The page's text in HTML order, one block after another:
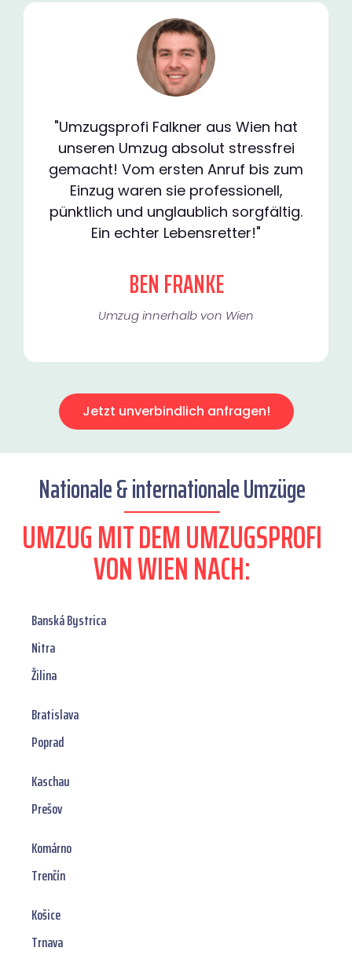
"Umzugsprofi Falkner aus Wien hat
unseren Umzug absolut stressfrei
gemacht! Vom ersten Anruf bis zum
Einzug waren sie professionell,
pünktlich und unglaublich sorgfältig.
Ein echter Lebensretter!"
BEN FRANKE
Umzug innerhalb von Wien​
Jetzt unverbindlich anfragen!
Nationale & internationale Umzüge
UMZUG MIT DEM UMZUGSPROFI
VON WIEN NACH:
Banská Bystrica
Nitra
Žilina
Bratislava
Poprad
Kaschau
Prešov
Komárno
Trenčín
Košice
Trnava